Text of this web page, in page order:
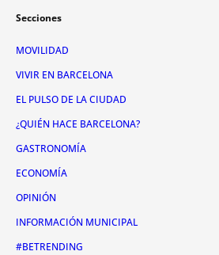
Secciones
MOVILIDAD
VIVIR EN BARCELONA
EL PULSO DE LA CIUDAD
¿QUIÉN HACE BARCELONA?
GASTRONOMÍA
ECONOMÍA
OPINIÓN
INFORMACIÓN MUNICIPAL
#BETRENDING